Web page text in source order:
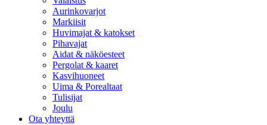
Aurinkovarjot
Markiisit
Huvimajat & katokset
Pihavajat
Aidat & näköesteet
Pergolat & kaaret
Kasvihuoneet
Uima & Porealtaat
Tulisijat
Joulu
Ota yhteyttä